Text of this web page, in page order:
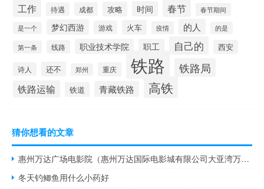
工作 待遇 成都 攻略 时间 春节 春节期间
是一个 梦幻西游 游戏 火车 疫情 的人 的是
第一条 线路 职业技术学院 职工 自己的 西安
诗人 还不 郑州 重庆 铁路 铁路局
铁路运输 铁道 青藏铁路 高铁
猜你想看的文章
惠州万达广场电影院（惠州万达国际电影城有限公司大亚湾万达广场店）
冬天钓鲫鱼用什么小药好